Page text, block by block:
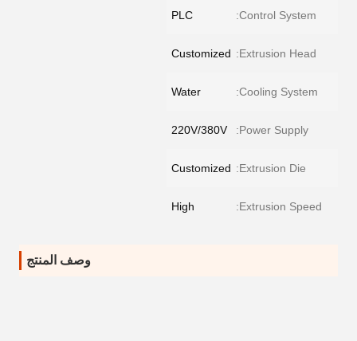
Control System:
PLC
Extrusion Head:
Customized
Cooling System:
Water
Power Supply:
220V/380V
Extrusion Die:
Customized
Extrusion Speed:
High
وصف المنتج